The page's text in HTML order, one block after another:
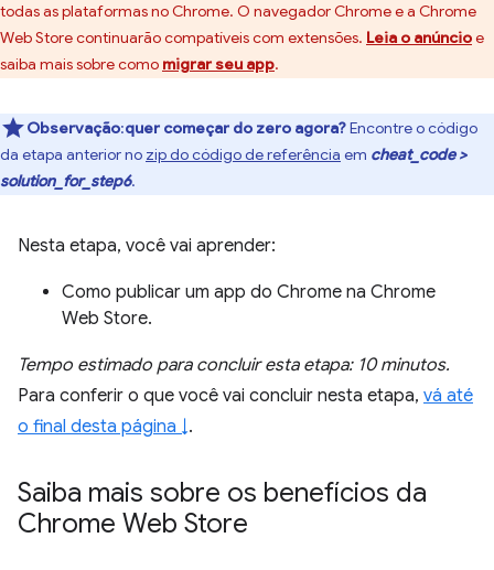
todas as plataformas no Chrome. O navegador Chrome e a Chrome
Web Store continuarão compatíveis com extensões. Leia o anúncioe
saiba mais sobre como migrar seu app.
Observação:quer começar do zero agora?Encontre o código
da etapa anterior no zip do código de referência em cheat_code >
solution_for_step6.
Nesta etapa, você vai aprender:
Como publicar um app do Chrome na Chrome
Web Store.
Tempo estimado para concluir esta etapa: 10 minutos.
Para conferir o que você vai concluir nesta etapa, vá até
o final desta página ↓.
Saiba mais sobre os benefícios da
Chrome Web Store